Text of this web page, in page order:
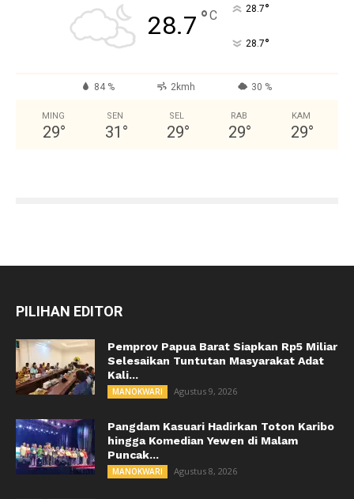
28.7 °C 28.7°
28.7°
84 % 2kmh 30 %
MING
29°
SEN
31 °
SEL
29°
RAB
29°
KAM
29°
PILIHAN EDITOR
Pemprov Papua Barat Siapkan Rp5 Miliar
Selesaikan Tuntutan Masyarakat Adat
Kali...
MANOKWARI Agustus 9, 2026
Pangdam Kasuari Hadirkan Toton Karibo
hingga Komedian Yewen di Malam
Puncak...
MANOKWARI Agustus 8, 2026